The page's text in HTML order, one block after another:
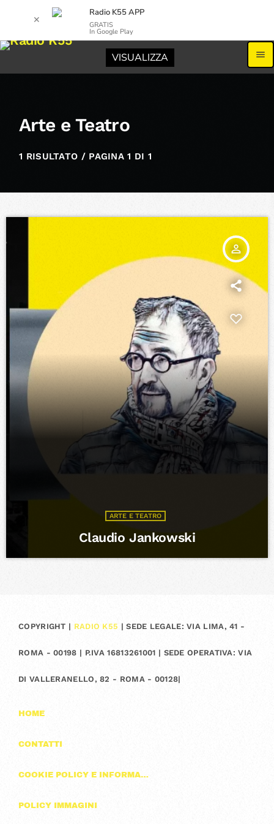
menu
Arte e Teatro
1 RISULTATO / PAGINA 1 DI 1
person_outline
ARTE E TEATRO
Claudio Jankowski
COPYRIGHT | RADIO K55 | SEDE LEGALE: VIA LIMA, 41 -
ROMA - 00198 | P.IVA 16813261001 | SEDE OPERATIVA: VIA
DI VALLERANELLO, 82 - ROMA - 00128|
HOME
CONTATTI
COOKIE POLICY E INFORMAZIONI SULLA PRIVACY
POLICY IMMAGINI
✕
Radio K55 APP
GRATIS
In Google Play
VISUALIZZA